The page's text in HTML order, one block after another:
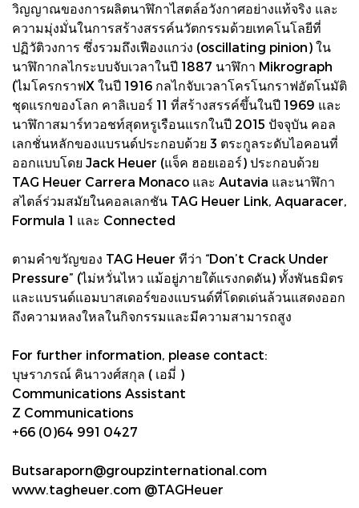
วิญญาณของการผลิตนาฬิกาไสตล์อวังกาศอย่างแท้จริง และ
ความมุ่งมั่นในการสร้างสรรค์นวัตกรรมด้วยเทคโนโลยีที่
ปฏิวัติวงการ ซึ่งรวมถึงเฟืองแกว่ง (oscillating pinion) ใน
นาฬิกากลไกระบบจับเวลาในปี 1887 นาฬิกา Mikrograph
(ไมโครกราฟX ในปี 1916 กลไกจับเวลาโครโนกราฟอัตโนมัติ
ชุดแรกของโลก คาลิเบอร์ 11 ที่สร้างสรรค์ขึ้นในปี 1969 และ
นาฬิกาสมาร์ทวอชท์สุดหรูเรือนแรกในปี 2015 ปัจจุบัน คอล
เลกชั่นหลักของแบรนด์ประกอบด้วย 3 ตระกูลระดับไอคอนที่
ออกแบบโดย Jack Heuer (แจ็ค ฮอยเออร์) ประกอบด้วย
TAG Heuer Carrera Monaco และ Autavia และนาฬิกา
สไตล์ร่วมสมัยในคอลเลกชัน TAG Heuer Link, Aquaracer,
Formula 1 และ Connected
ตามคำขวัญของ TAG Heuer ทีว่า “Don’t Crack Under
Pressure” (ไม่หวั่นไหว แม้อยู่ภายใต้แรงกดดัน) ทั้งพันธมิตร
และแบรนด์แอมบาสเดอร์ของแบรนด์ที่โดดเด่นล้วนแสดงออก
ถึงความหลงใหลในกิจกรรมและมีความสามารถสูง
For further information, please contact:
บุษราภรณ์ คินาวงศ์สกุล ( เอมี่ )
Communications Assistant
Z Communications
+66 (0)64 991 0427
Butsaraporn@groupzinternational.com
www.tagheuer.com @TAGHeuer